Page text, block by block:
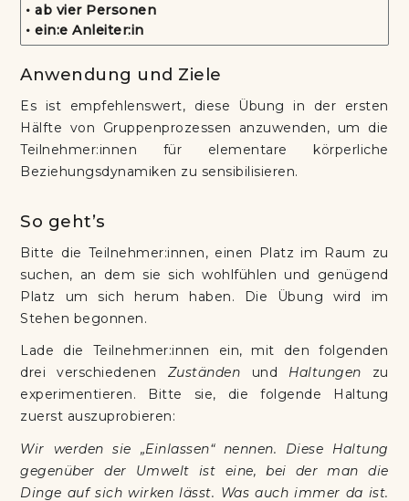
• ab vier Personen
• ein:e Anleiter:in
Anwendung und Ziele
Es ist empfehlenswert, diese Übung in der ersten
Hälfte von Gruppenprozessen anzuwenden, um die
Teilnehmer:innen für elementare körperliche
Beziehungsdynamiken zu sensibilisieren.
So geht’s
Bitte die Teilnehmer:innen, einen Platz im Raum zu
suchen, an dem sie sich wohlfühlen und genügend
Platz um sich herum haben. Die Übung wird im
Stehen begonnen.
Lade die Teilnehmer:innen ein, mit den folgenden
drei verschiedenen Zuständen und Haltungen zu
experimentieren. Bitte sie, die folgende Haltung
zuerst auszuprobieren:
Wir werden sie „Einlassen“ nennen. Diese Haltung
gegenüber der Umwelt ist eine, bei der man die
Dinge auf sich wirken lässt. Was auch immer da ist.